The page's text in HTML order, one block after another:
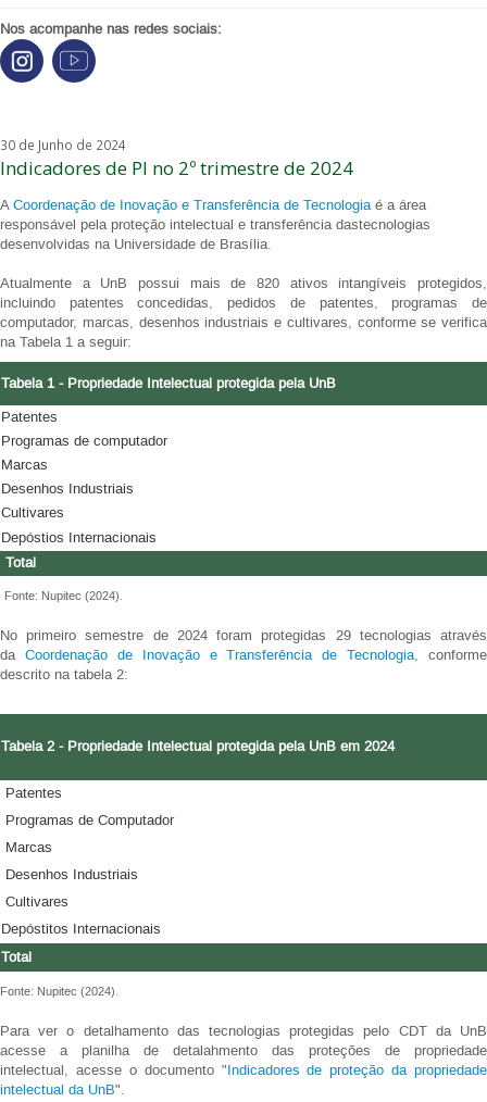
Nos acompanhe nas redes sociais:
30 de Junho de 2024
Indicadores de PI no 2º trimestre de 2024
ACoordenação de Inovação e Transferência de Tecnologiaé a área
responsável pela proteção intelectual e transferência dastecnologias
desenvolvidas na Universidade de Brasília.
Atualmente a UnB possui mais de 820 ativos intangíveis protegidos,
incluindo patentes concedidas, pedidos de patentes, programas de
computador, marcas, desenhos industriais e cultivares, conforme se verifica
na Tabela 1 a seguir:
Tabela 1 - Propriedade Intelectual protegida pela UnB
Patentes
Programas de computador
Marcas
Desenhos Industriais
Cultivares
Depóstios Internacionais
Total
Fonte: Nupitec (2024).
No primeiro semestre de 2024 foram protegidas 29 tecnologias através
da Coordenação de Inovação e Transferência de Tecnologia, conforme
descrito na tabela 2:
Tabela 2 - Propriedade Intelectual protegida pela UnB em 2024
Patentes
Programas de Computador
Marcas
Desenhos Industriais
Cultivares
Depóstitos Internacionais
Total
Fonte: Nupitec (2024).
Para ver o detalhamento das tecnologias protegidas pelo CDT da UnB
acesse a planilha de detalahmento das proteções de propriedade
intelectual, acesse o documento "Indicadores de proteção da propriedade
intelectual da UnB".